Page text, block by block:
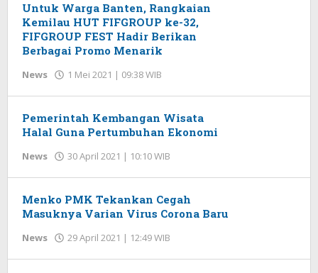
Untuk Warga Banten, Rangkaian
Kemilau HUT FIFGROUP ke-32,
FIFGROUP FEST Hadir Berikan
Berbagai Promo Menarik
News 1 Mei 2021 | 09:38 WIB
Pemerintah Kembangan Wisata
Halal Guna Pertumbuhan Ekonomi
News 30 April 2021 | 10:10 WIB
Menko PMK Tekankan Cegah
Masuknya Varian Virus Corona Baru
News 29 April 2021 | 12:49 WIB